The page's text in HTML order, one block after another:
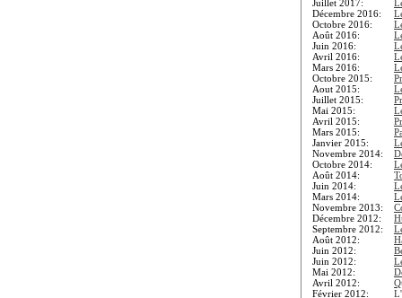
Juillet 2017:
Décembre 2016:
Octobre 2016:
Août 2016:
Juin 2016:
Avril 2016:
Mars 2016:
Octobre 2015:
Aout 2015:
Juillet 2015:
Mai 2015:
Avril 2015:
Mars 2015:
Janvier 2015:
Novembre 2014:
Octobre 2014:
Août 2014:
Juin 2014:
Mars 2014:
Novembre 2013:
Décembre 2012:
Septembre 2012:
Août 2012:
Juin 2012:
Juin 2012:
Mai 2012:
Avril 2012:
Février 2012: